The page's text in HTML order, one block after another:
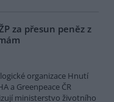
za přesun peněz z
organizace Hnutí
a Greenpeace ČR
ministerstvo životního